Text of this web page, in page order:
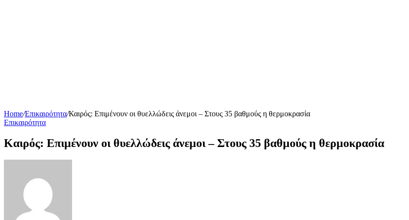
Home/Επικαιρότητα/Καιρός: Επιμένουν οι θυελλώδεις άνεμοι – Στους 35 βαθμούς η θερμοκρασία
Επικαιρότητα
Καιρός: Επιμένουν οι θυελλώδεις άνεμοι – Στους 35 βαθμούς η θερμοκρασία